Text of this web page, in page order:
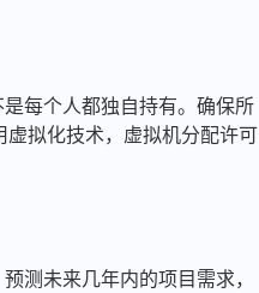
每个人都独自持有。确保所
拟化技术，虚拟机分配许可
测未来几年内的项目需求，